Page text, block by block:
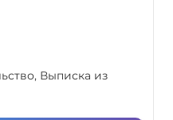
Выписка из